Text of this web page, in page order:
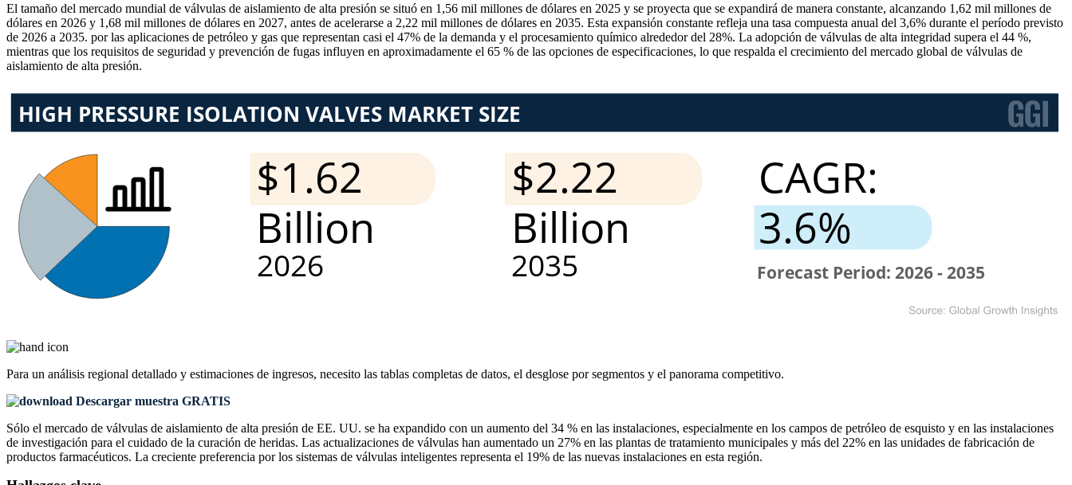
El tamaño del mercado mundial de válvulas de aislamiento de alta presión se situó en 1,56 mil millones de dólares en 2025 y se proyecta que se expandirá de manera constante, alcanzando 1,62 mil millones de
dólares en 2026 y 1,68 mil millones de dólares en 2027, antes de acelerarse a 2,22 mil millones de dólares en 2035. Esta expansión constante refleja una tasa compuesta anual del 3,6% durante el período previsto
de 2026 a 2035. por las aplicaciones de petróleo y gas que representan casi el 47% de la demanda y el procesamiento químico alrededor del 28%. La adopción de válvulas de alta integridad supera el 44 %,
mientras que los requisitos de seguridad y prevención de fugas influyen en aproximadamente el 65 % de las opciones de especificaciones, lo que respalda el crecimiento del mercado global de válvulas de
aislamiento de alta presión.
Para un análisis regional detallado y estimaciones de ingresos, necesito las tablas completas de datos, el desglose por segmentos y el panorama competitivo.
Descargar muestra GRATIS
Sólo el mercado de válvulas de aislamiento de alta presión de EE. UU. se ha expandido con un aumento del 34 % en las instalaciones, especialmente en los campos de petróleo de esquisto y en las instalaciones
de investigación para el cuidado de la curación de heridas. Las actualizaciones de válvulas han aumentado un 27% en las plantas de tratamiento municipales y más del 22% en las unidades de fabricación de
productos farmacéuticos. La creciente preferencia por los sistemas de válvulas inteligentes representa el 19% de las nuevas instalaciones en esta región.